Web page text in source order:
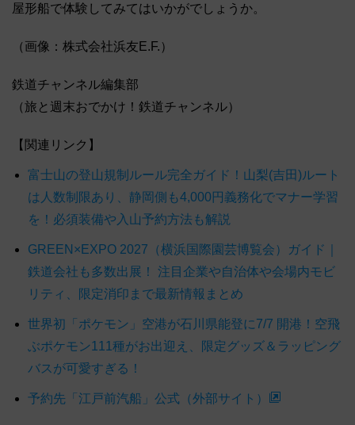
屋形船で体験してみてはいかがでしょうか。
（画像：株式会社浜友E.F.）
鉄道チャンネル編集部
（旅と週末おでかけ！鉄道チャンネル）
【関連リンク】
富士山の登山規制ルール完全ガイド！山梨(吉田)ルート
は人数制限あり、静岡側も4,000円義務化でマナー学習
を！必須装備や入山予約方法も解説
GREEN×EXPO 2027（横浜国際園芸博覧会）ガイド｜
鉄道会社も多数出展！ 注目企業や自治体や会場内モビ
リティ、限定消印まで最新情報まとめ
世界初「ポケモン」空港が石川県能登に7/7 開港！空飛
ぶポケモン111種がお出迎え、限定グッズ＆ラッピング
バスが可愛すぎる！
予約先「江戸前汽船」公式（外部サイト）